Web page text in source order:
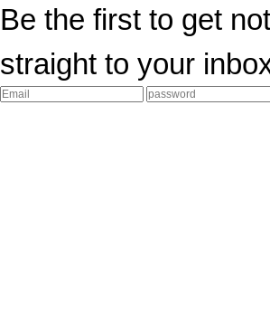
Be the first to get
straight to your